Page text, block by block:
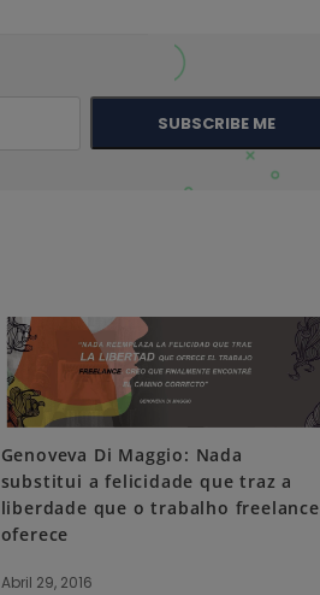
SUBSCRIBE ME
Genoveva Di Maggio: Nada
substitui a felicidade que traz a
liberdade que o trabalho freelance
oferece
Abril 29, 2016